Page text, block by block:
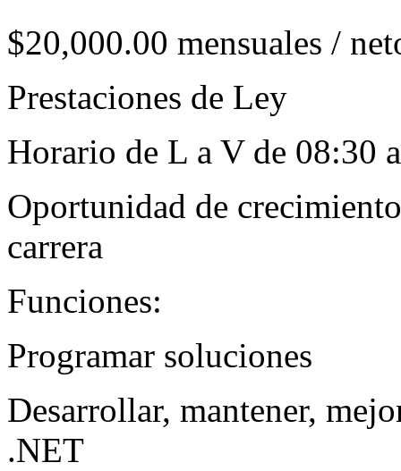
$20,000.00 mensuales /
Prestaciones de Ley
Horario de L a V de 08:30
Oportunidad de
carrera
Funciones:
Programar soluciones
Desarrollar, mantener,
.NET